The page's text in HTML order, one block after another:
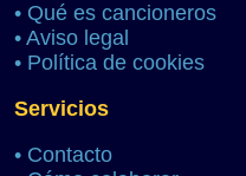
• Qué es cancioneros
• Aviso legal
• Política de cookies
Servicios
• Contacto